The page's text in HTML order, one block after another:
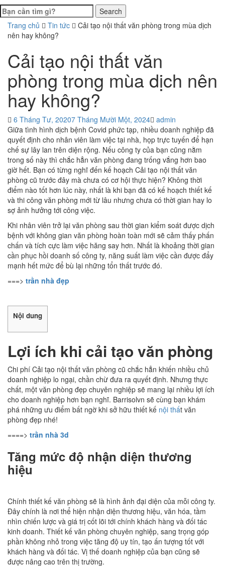
Search
Trang chủ
Tin tức
Cải tạo nội thất văn phòng trong mùa dịch
nên hay không?
Cải tạo nội thất văn
phòng trong mùa dịch nên
hay không?
6 Tháng Tư, 20207 Tháng Mười Một, 2024 admin
Giữa tình hình dịch bệnh Covid phức tạp, nhiều doanh nghiệp đã
quyết định cho nhân viên làm việc tại nhà, họp trực tuyến để hạn
chế sự lây lan trên diện rộng. Nếu công ty của bạn cũng nằm
trong số này thì chắc hẳn văn phòng đang trống vắng hơn bao
giờ hết. Bạn có từng nghĩ đến kế hoạch Cải tạo nội thất văn
phòng cũ trước đây mà chưa có cơ hội thực hiện? Không thời
điểm nào tốt hơn lúc này, nhất là khi bạn đã có kế hoạch thiết kế
và thi công văn phòng mới từ lâu nhưng chưa có thời gian hay lo
sợ ảnh hưởng tới công việc.
Khi nhân viên trở lại văn phòng sau thời gian kiểm soát được dịch
bệnh với không gian văn phòng hoàn toàn mới sẽ cảm thấy phấn
chấn và tích cực làm việc hăng say hơn. Nhất là khoảng thời gian
cần phục hồi doanh số công ty, năng suất làm việc cần được đẩy
mạnh hết mức để bù lại những tổn thất trước đó.
===> trần nhà đẹp
Nội dung
Lợi ích khi cải tạo văn phòng
Chi phí Cải tạo nội thất văn phòng cũ chắc hẳn khiến nhiều chủ
doanh nghiệp lo ngại, chần chừ đưa ra quyết định. Nhưng thực
chất, một văn phòng đẹp chuyên nghiệp sẽ mang lại nhiều lợi ích
cho doanh nghiệp hơn bạn nghĩ. Barrisolvn sẽ cùng bạn khám
phá những ưu điểm bất ngờ khi sở hữu thiết kế nội thất văn
phòng đẹp nhé!
====> trần nhà 3d
Tăng mức độ nhận diện thương
hiệu
Chính thiết kế văn phòng sẽ là hình ảnh đại diện của mỗi công ty.
Đây chính là nơi thể hiện nhận diện thương hiệu, văn hóa, tầm
nhìn chiến lược và giá trị cốt lõi tới chính khách hàng và đối tác
kinh doanh. Thiết kế văn phòng chuyên nghiệp, sang trọng góp
phần không nhỏ trong việc tăng độ uy tín, tạo ấn tượng tốt với
khách hàng và đối tác. Vị thế doanh nghiệp của bạn cũng sẽ
được nâng cao trên thị trường.